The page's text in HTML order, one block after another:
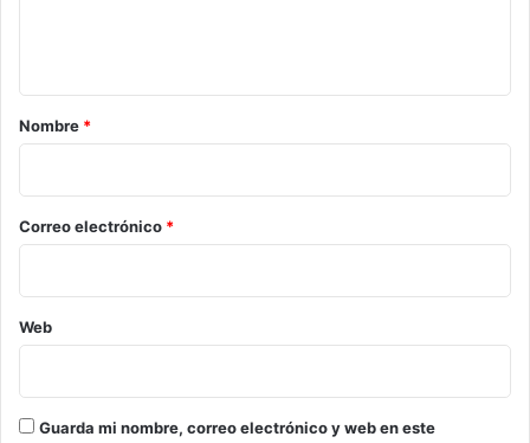
r
o
*
Nombre *
Correo electrónico *
Web
Guarda mi nombre, correo electrónico y web en este